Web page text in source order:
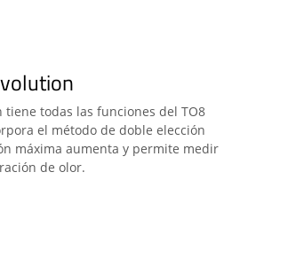
tiene todas las funciones del TO8
el método de doble elección
máxima aumenta y permite medir
de olor.